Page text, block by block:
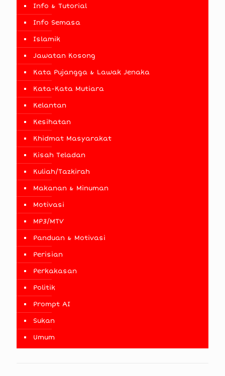
Info & Tutorial
Info Semasa
Islamik
Jawatan Kosong
Kata Pujangga & Lawak Jenaka
Kata-Kata Mutiara
Kelantan
Kesihatan
Khidmat Masyarakat
Kisah Teladan
Kuliah/Tazkirah
Makanan & Minuman
Motivasi
MP3/MTV
Panduan & Motivasi
Perisian
Perkakasan
Politik
Prompt AI
Sukan
Umum